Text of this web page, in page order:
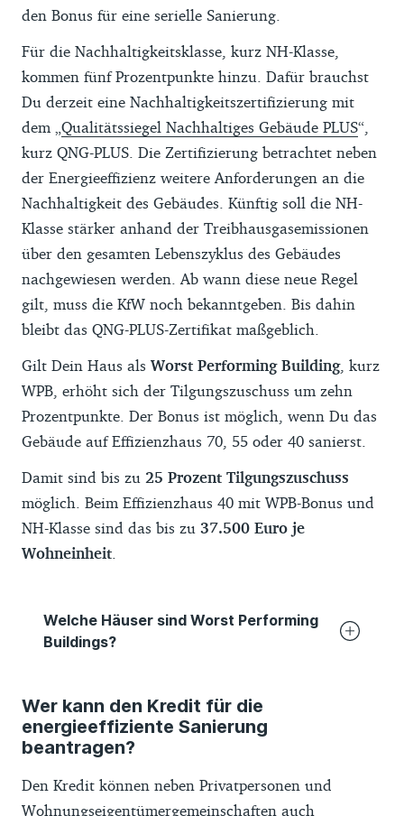
den Bonus für eine serielle Sanierung.
Für die Nachhaltigkeitsklasse, kurz NH-Klasse,
kommen fünf Prozentpunkte hinzu. Dafür brauchst
Du derzeit eine Nachhaltigkeitszertifizierung mit
dem „ Qualitätssiegel Nachhaltiges Gebäude PLUS“,
kurz QNG-PLUS. Die Zertifizierung betrachtet neben
der Energieeffizienz weitere Anforderungen an die
Nachhaltigkeit des Gebäudes. Künftig soll die NH-
Klasse stärker anhand der Treibhausgasemissionen
über den gesamten Lebenszyklus des Gebäudes
nachgewiesen werden. Ab wann diese neue Regel
gilt, muss die KfW noch bekanntgeben. Bis dahin
bleibt das QNG-PLUS-Zertifikat maßgeblich.
Gilt Dein Haus als Worst Performing Building, kurz
WPB, erhöht sich der Tilgungszuschuss um zehn
Prozentpunkte. Der Bonus ist möglich, wenn Du das
Gebäude auf Effizienzhaus 70, 55 oder 40 sanierst.
Damit sind bis zu 25 Prozent Tilgungszuschuss
möglich. Beim Effizienzhaus 40 mit WPB-Bonus und
NH-Klasse sind das bis zu 37.500 Euro je
Wohneinheit
Welche Häuser sind Worst Performing
Buildings?
Gebäude, wenn es sich entweder über
einen gültigen Energieausweis oder über
Baujahr und Sanierungszustand qualifiziert.
Bei Wohngebäuden gilt dafür die
Wer kann den Kredit für die
energieeffiziente Sanierung
beantragen?
Den Kredit können neben Privatpersonen und
Wohnungseigentümergemeinschaften auch